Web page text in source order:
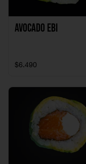
Avocado Ebi
$6.490